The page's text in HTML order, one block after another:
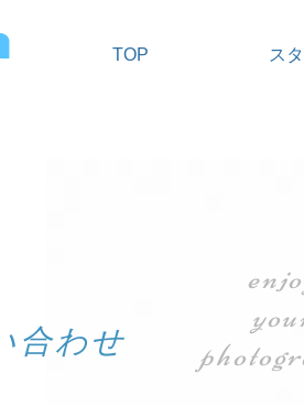
TOP ス
合わせ